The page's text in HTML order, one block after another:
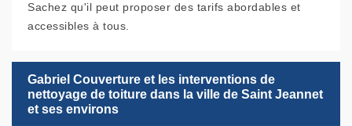
Sachez qu'il peut proposer des tarifs abordables et
accessibles à tous.
Gabriel Couverture et les interventions de
nettoyage de toiture dans la ville de Saint Jeannet
et ses environs